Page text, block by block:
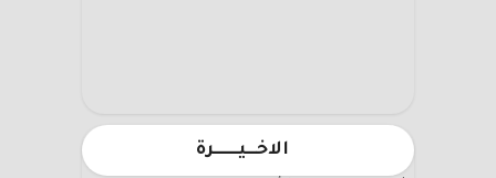
الاخـــيـــــــرة